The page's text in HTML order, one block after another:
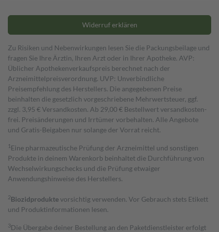
Widerruf erklären
Zu Risiken und Nebenwirkungen lesen Sie die Packungsbeilage und
fragen Sie Ihre Ärztin, Ihren Arzt oder in Ihrer Apotheke. AVP:
Üblicher Apothekenverkaufspreis berechnet nach der
Arzneimittelpreisverordnung. UVP: Unverbindliche
Preisempfehlung des Herstellers. Die angegebenen Preise
beinhalten die gesetzlich vorgeschriebene Mehrwertsteuer, ggf.
zzgl. 3,95 € Versandkosten. Ab 29,00 € Bestell­wert versand­kosten­
frei. Preisänderungen und Irrtümer vorbehalten. Alle Angebote
und Gratis-Beigaben nur solange der Vorrat reicht.
1 Eine pharmazeutische Prüfung der Arzneimittel und sonstigen
Produkte in deinem Warenkorb beinhaltet die Durchführung von
Wechselwirkungschecks und die Prüfung etwaiger
Anwendungshinweise des Herstellers.
2Biozidproduktevorsichtig verwenden. Vor Gebrauch stets Etikett
und Produktinformationen lesen.
3Die Übergabe deiner Bestellung an den Paketdienstleister erfolgt